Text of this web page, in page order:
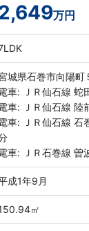
万円
城県石巻市向陽町
車: ＪＲ仙石線 蛇
車: ＪＲ仙石線 陸
車: ＪＲ仙石線 石
車: ＪＲ石巻線 曽
成1年9月
㎡